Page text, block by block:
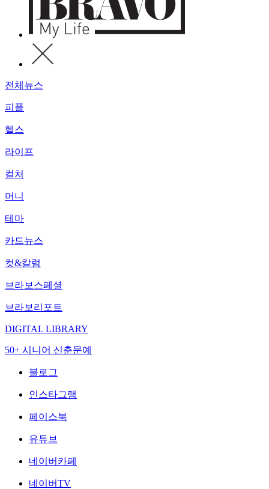
전체뉴스
피플
헬스
라이프
컬처
머니
테마
카드뉴스
컷&칼럼
브라보스페셜
브라보리포트
DIGITAL LIBRARY
50+ 시니어 신춘문예
블로그
인스타그램
페이스북
유튜브
네이버카페
네이버TV